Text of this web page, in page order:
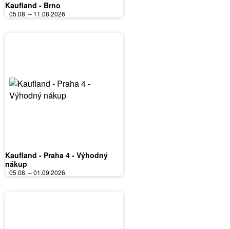
Kaufland - Brno
05.08. – 11.08.2026
Kaufland - Praha 4 - Výhodný
nákup
05.08. – 01.09.2026